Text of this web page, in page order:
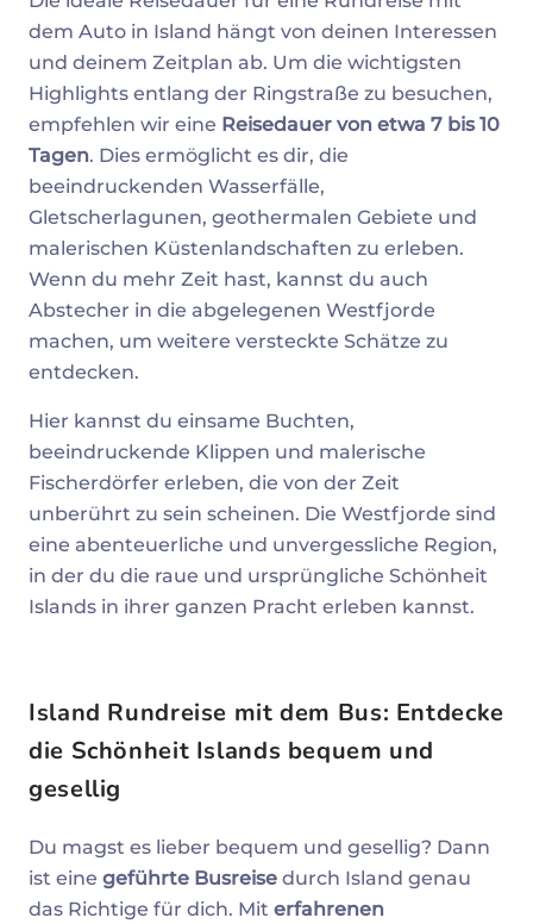
dem Auto in Island hängt von deinen Interessen
und deinem Zeitplan ab. Um die wichtigsten
Highlights entlang der Ringstraße zu besuchen,
empfehlen wir eine Reisedauer von etwa 7 bis 10
Tagen. Dies ermöglicht es dir, die
beeindruckenden Wasserfälle,
Gletscherlagunen, geothermalen Gebiete und
malerischen Küstenlandschaften zu erleben.
Wenn du mehr Zeit hast, kannst du auch
Abstecher in die abgelegenen Westfjorde
machen, um weitere versteckte Schätze zu
entdecken.
Hier kannst du einsame Buchten,
beeindruckende Klippen und malerische
Fischerdörfer erleben, die von der Zeit
unberührt zu sein scheinen. Die Westfjorde sind
eine abenteuerliche und unvergessliche Region,
in der du die raue und ursprüngliche Schönheit
Islands in ihrer ganzen Pracht erleben kannst.
Island Rundreise mit dem Bus: Entdecke
die Schönheit Islands bequem und
gesellig
Du magst es lieber bequem und gesellig? Dann
ist eine geführte Busreise durch Island genau
das Richtige für dich. Mit erfahrenen